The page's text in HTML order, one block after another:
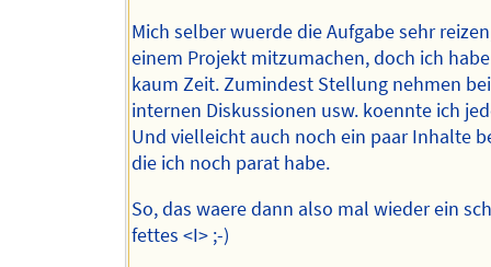
Mich selber wuerde die Aufgabe sehr
einem Projekt mitzumachen, doch ich
kaum Zeit. Zumindest Stellung nehmen
internen Diskussionen usw. koennte ich
Und vielleicht auch noch ein paar Inhalte
die ich noch parat habe.
So, das waere dann also mal wieder ein
fettes <I> ;-)